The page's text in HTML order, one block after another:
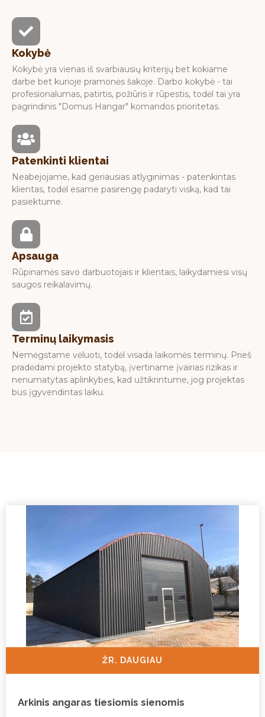
Kokybė
Kokybė yra vienas iš svarbiausių kriterijų bet kokiame
darbe bet kurioje pramonės šakoje. Darbo kokybė - tai
profesionalumas, patirtis, požiūris ir rūpestis, todėl tai yra
pagrindinis "Domus Hangar" komandos prioritetas.
Patenkinti klientai
Neabejojame, kad geriausias atlyginimas - patenkintas
klientas, todėl esame pasirengę padaryti viską, kad tai
pasiektume.
Apsauga
Rūpinamės savo darbuotojais ir klientais, laikydamiesi visų
saugos reikalavimų.
Terminų laikymasis
Nemėgstame vėluoti, todėl visada laikomės terminų. Prieš
pradėdami projekto statybą, įvertiname įvairias rizikas ir
nenumatytas aplinkybes, kad užtikrintume, jog projektas
bus įgyvendintas laiku.
ŽR. DAUGIAU
Arkinis angaras tiesiomis sienomis